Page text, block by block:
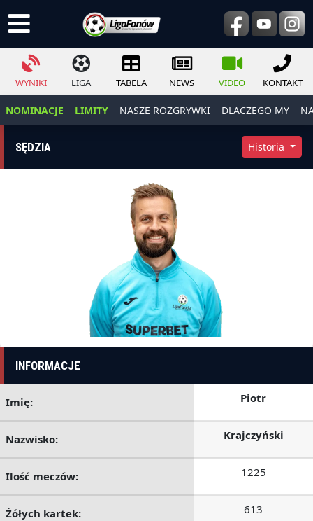
WYNIKI LIGA TABELA NEWS VIDEO KONTAKT
NOMINACJE LIMITY NASZE ROZGRYWKI DLACZEGO MY
SĘDZIA Historia
INFORMACJE
Imię: Piotr
Nazwisko: Krajczyński
Ilość meczów: 1225
Żółych kartek: 613